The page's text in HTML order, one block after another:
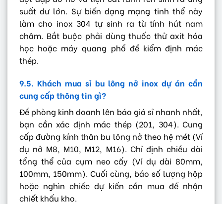
suất dư lớn. Sự biến dạng mạng tinh thể này
làm cho inox 304 tự sinh ra từ tính hút nam
châm. Bắt buộc phải dùng thuốc thử axit hóa
học hoặc máy quang phổ để kiểm định mác
thép.
9.5. Khách mua sỉ bu lông nở inox dự án cần
cung cấp thông tin gì?
Để phòng kinh doanh lên báo giá sỉ nhanh nhất,
bạn cần xác định mác thép (201, 304). Cung
cấp đường kính thân bu lông nở theo hệ mét (Ví
dụ nở M8, M10, M12, M16). Chỉ định chiều dài
tổng thể của cụm neo cấy (Ví dụ dài 80mm,
100mm, 150mm). Cuối cùng, báo số lượng hộp
hoặc nghìn chiếc dự kiến cần mua để nhận
chiết khấu kho.